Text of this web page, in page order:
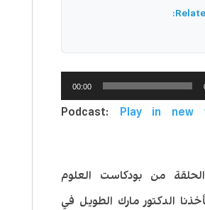
00:00
Podcast: Play in new
من بودكاست العلوم
الدكتور مارك الطويل في